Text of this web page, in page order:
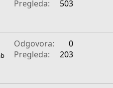
Pregleda
503
Odgovora
0
Pregleda
203